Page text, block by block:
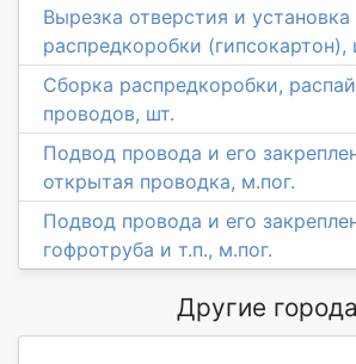
Вырезка отверстия и установка
распредкоробки (гипсокартон),
Сборка распредкоробки,
проводов, шт.
Подвод провода и его
открытая проводка, м.пог.
Подвод провода и его
гофротруба и т.п., м.пог.
Другие города